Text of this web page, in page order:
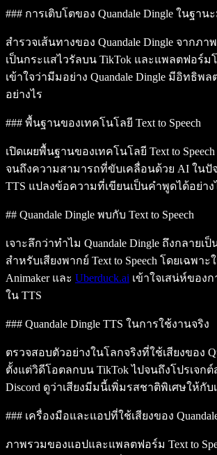
### การเติบโตของ Quandale Dingle ในฐาน
สำรวจเส้นทางของ Quandale Dingle จากภ
เป็นกระแสไวรัลบน TikTok และแพลตฟอร์ม
เข้าใจว่ามีมอย่าง Quandale Dingle มีอิทธิ
อย่างไร
### พื้นฐานของเทคโนโลยี Text to Speech
เปิดเผยพื้นฐานของเทคโนโลยี Text to
จนถึงความสามารถที่ขับเคลื่อนด้วย AI ในปั
TTS แปลงข้อความที่เขียนเป็นคำพูดได้อย่าง
## Quandale Dingle พบกับ Text to Speech
เจาะลึกว่าทำไม Quandale Dingle ถึงกลายเ
สำหรับเสียงพากย์ Text to Speech โดยเฉพา
Animaker และ Uberduck.ai เข้าใจเสน่ห์ของ
ใน TTS
### Quandale Dingle TTS ในการใช้งานจริง
ตรวจสอบตัวอย่างในโลกจริงที่ใช้เสียงของ
ตั้งแต่วิดีโอตลกบน TikTok ไปจนถึงโปรเจก
Discord ดูว่าเสียงมีมนี้เพิ่มรสชาติพิเศษให้กับ
### เครื่องมือและแอปที่ใช้เสียงของ
ภาพรวมของแอปและแพลตฟอร์ม Text to